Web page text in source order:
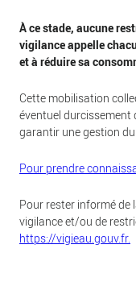
À ce stade, aucune
vigilance appelle
et à réduire sa
Cette mobilisation
éventuel durcissement
garantir une gestion
Pour prendre
Pour rester informé de
vigilance et/ou de
https://vigieau.gouv.fr.